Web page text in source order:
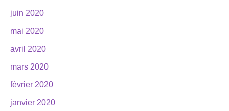
juin 2020
mai 2020
avril 2020
mars 2020
février 2020
janvier 2020